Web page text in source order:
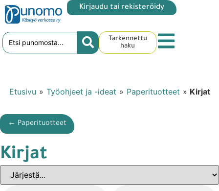
Kirjaudu tai rekisteröidy
Tarkennettu
haku
Etusivu » Työohjeet ja -ideat » Paperituotteet » Kirjat
← Paperituotteet
Kirjat